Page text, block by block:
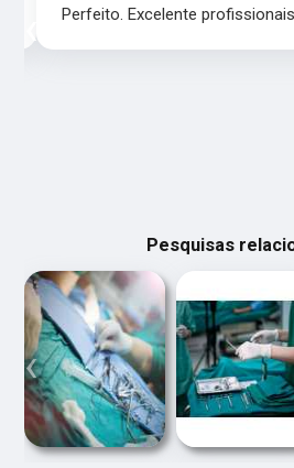
Perfeito. Excelente
‹
Pesquisas
‹